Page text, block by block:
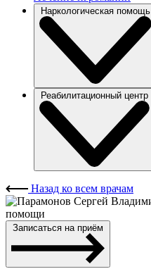
Наркологическая помощь
Реабилитационный центр
Назад ко всем врачам
Записаться на приём